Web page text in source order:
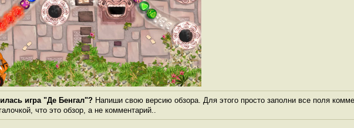
игра "Де Бенгал"? Напиши свою версию обзора. Для этого просто заполни все поля
что это обзор, а не комментарий..